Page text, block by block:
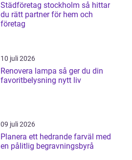
Städföretag stockholm så hittar
du rätt partner för hem och
företag
10 juli 2026
Renovera lampa så ger du din
favoritbelysning nytt liv
09 juli 2026
Planera ett hedrande farväl med
en pålitlig begravningsbyrå